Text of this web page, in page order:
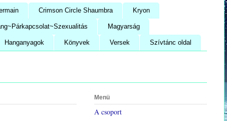
Crimson Circle Shaumbra Kryon
Magyarság
Hanganyagok Könyvek Versek Szívtánc oldal
Menü
A csoport